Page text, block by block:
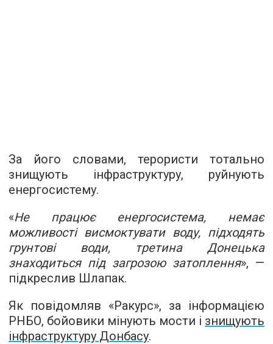
За його словами, терористи тотально
знищують інфраструктуру, руйнують
енергосистему.
«Не працює енергосистема, немає
можливості висмоктувати воду, підходять
грунтові води, третина Донецька
знаходиться під загрозою затоплення», —
підкреслив Шлапак.
Як повідомляв «Ракурс», за інформацією
РНБО, бойовики мінують мости і знищують
інфраструктуру Донбасу.